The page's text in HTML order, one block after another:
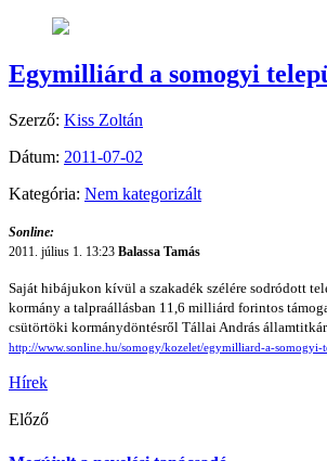
Egymilliárd a somogyi
Szerző: Kiss Zoltán
Dátum: 2011-07-02
Kategória: Nem kategorizált
Sonline:
2011. július 1. 13:23 Balassa Tamás
Saját hibájukon kívül a szakadék szélére sodródott
kormány a talpraállásban 11,6 milliárd forintos
csütörtöki kormánydöntésről Tállai András
http://www.sonline.hu/somogy/kozelet/egymilliard-a-somogyi-
Hírek
Előző